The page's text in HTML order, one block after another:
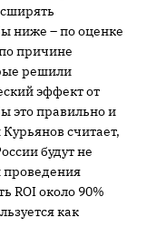
ниже – по оценке
причине
решили
эффект от
это правильно и
считает,
будут не
проведения
ROI около 90%
как